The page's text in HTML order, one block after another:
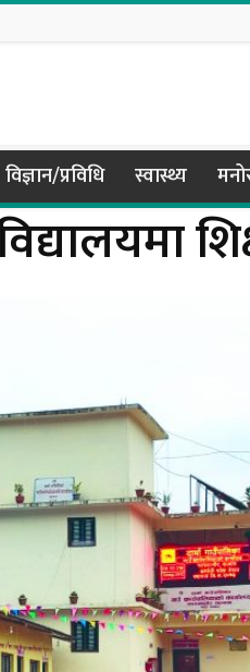
विज्ञान/प्रविधि स्वास्थ्य